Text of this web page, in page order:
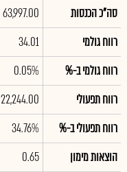
סה"כ הכנסות
63,997.00
רווח גולמי
34.01
רווח גולמי ב-%
0.05%
רווח תפעולי
22,244.00
רווח תפעולי ב-%
34.76%
הוצאות מימון
0.65